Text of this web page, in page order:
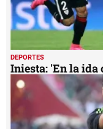
DEPORTES
Iniesta: 'En la